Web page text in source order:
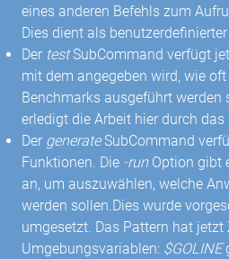
eines anderen Befehls zum
Dies dient als
Der testSubCommand verfügt
mit dem angegeben wird, wie
Benchmarks ausgeführt werden
erledigt die Arbeit hier durch das
Der generateSubCommand
Funktionen. Die -runOption gibt
an, um auszuwählen, welche
werden sollen.Dies wurde
umgesetzt. Das Pattern hat
Umgebungsvariablen: $GOLINE